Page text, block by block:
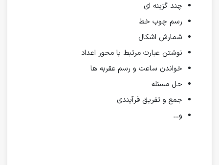
چند گزینه ای
رسم چوب خط
شمارش اشکال
نوشتن عبارت مرتبط با محور اعداد
خواندن ساعت و رسم عقربه ها
حل مسئله
جمع و تفریق فرآیندی
و…